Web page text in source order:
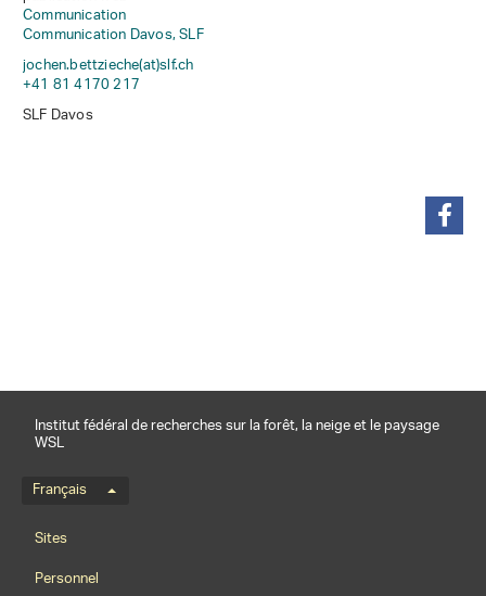
Communication
Communication Davos, SLF
jochen.bettzieche(at)slf.ch
+41 81 4170 217
SLF Davos
Institut fédéral de recherches sur la forêt, la neige et le paysage
WSL
Menu de langue
Français
Footernavigation
Sites
Personnel